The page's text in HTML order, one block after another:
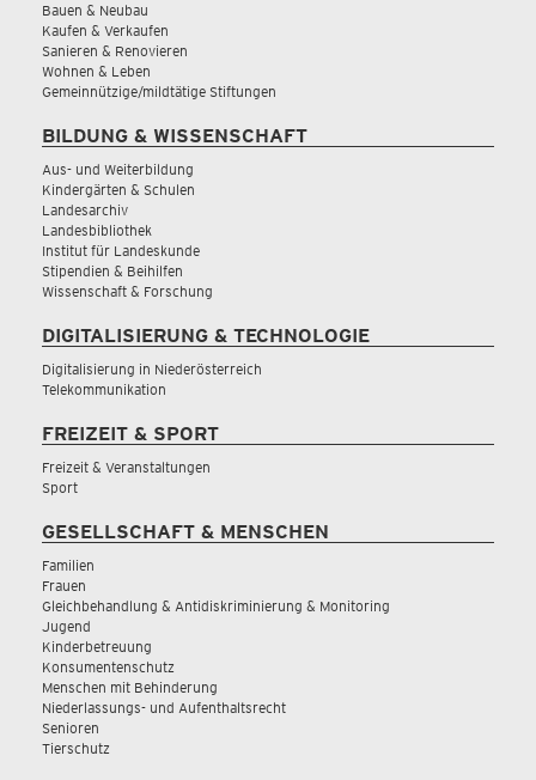
Bauen & Neubau
Kaufen & Verkaufen
Sanieren & Renovieren
Wohnen & Leben
Gemeinnützige/mildtätige Stiftungen
BILDUNG & WISSENSCHAFT
Aus- und Weiterbildung
Kindergärten & Schulen
Landesarchiv
Landesbibliothek
Institut für Landeskunde
Stipendien & Beihilfen
Wissenschaft & Forschung
DIGITALISIERUNG & TECHNOLOGIE
Digitalisierung in Niederösterreich
Telekommunikation
FREIZEIT & SPORT
Freizeit & Veranstaltungen
Sport
GESELLSCHAFT & MENSCHEN
Familien
Frauen
Gleichbehandlung & Antidiskriminierung & Monitoring
Jugend
Kinderbetreuung
Konsumentenschutz
Menschen mit Behinderung
Niederlassungs- und Aufenthaltsrecht
Senioren
Tierschutz